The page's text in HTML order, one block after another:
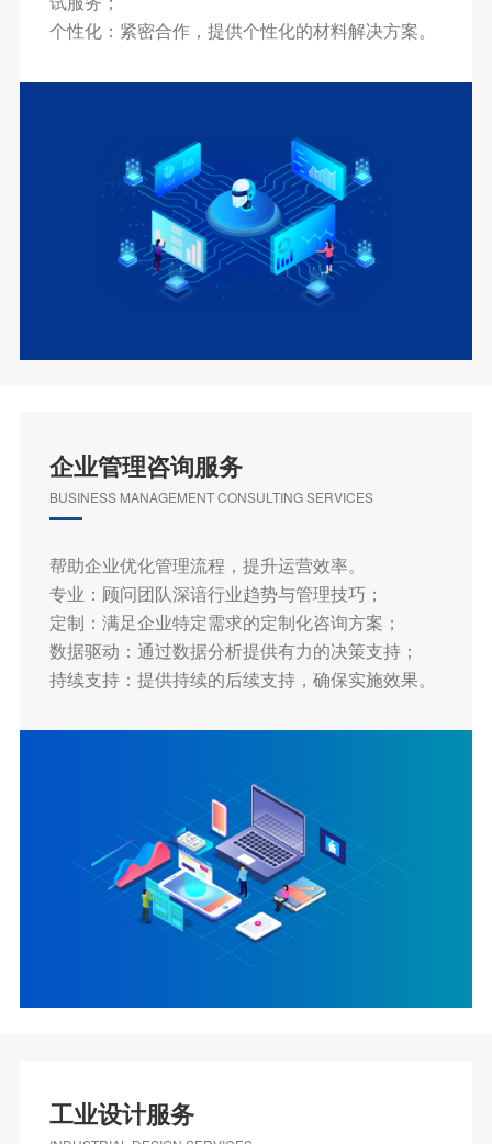
个性化：紧密合作，提供个性化的材料解决方案。
企业管理咨询服务
BUSINESS MANAGEMENT CONSULTING SERVICES
帮助企业优化管理流程，提升运营效率。
专业：顾问团队深谙行业趋势与管理技巧；
定制：满足企业特定需求的定制化咨询方案；
数据驱动：通过数据分析提供有力的决策支持；
持续支持：提供持续的后续支持，确保实施效果。
工业设计服务